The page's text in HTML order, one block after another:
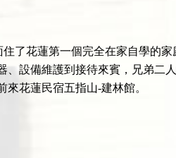
了花蓮第一個完全在家自學的
設備維護到接待來賓，兄弟二
花蓮民宿五指山-建林館。